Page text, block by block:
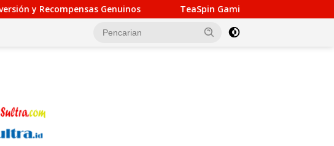
Genuinos TeaSpin Gaming: Your Personal Gateway to